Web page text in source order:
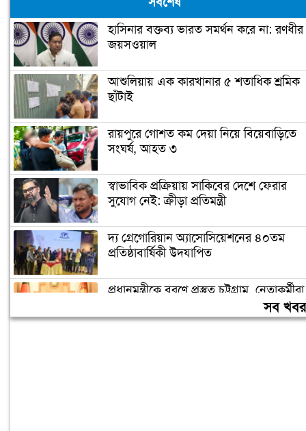
হাসিনার বক্তব্য ভারত সমর্থন করে না: রণধীর
জয়সওয়াল
আশুলিয়ায় এক কারখানার ৫ শতাধিক শ্রমিক
ছাঁটাই
রায়পুরে গোশত কম দেয়া নিয়ে বিয়েবাড়িতে
সংঘর্ষ, আহত ৩
স্বাভাবিক প্রক্রিয়ায় সাকিবের দেশে ফেরার
সুযোগ নেই: ক্রীড়া প্রতিমন্ত্রী
দ্য গ্রেগোরিয়ান অ্যাসোসিয়েশনের ৪০তম
প্রতিষ্ঠাবার্ষিকী উদযাপিত
প্রধানমন্ত্রীকে বরণে প্রস্তুত চট্টগ্রাম, নেতাকর্মীরা
সব